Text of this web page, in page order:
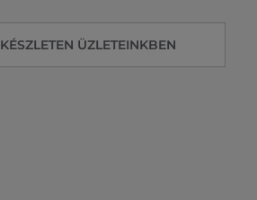
KÉSZLETEN ÜZLETEINKBEN